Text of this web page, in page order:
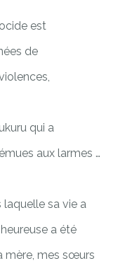
est
de
qui a
aux larmes …
laquelle sa vie a
a été
mère, mes sœurs